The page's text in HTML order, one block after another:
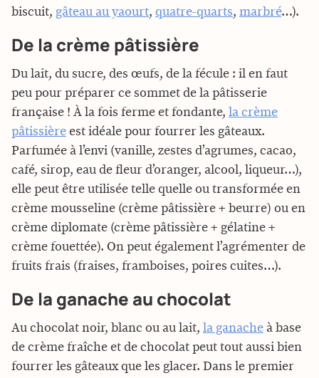
biscuit, gâteau au yaourt, quatre-quarts, marbré…).
De la crème pâtissière
Du lait, du sucre, des œufs, de la fécule : il en faut
peu pour préparer ce sommet de la pâtisserie
française ! À la fois ferme et fondante, la crème
pâtissière est idéale pour fourrer les gâteaux.
Parfumée à l’envi (vanille, zestes d’agrumes, cacao,
café, sirop, eau de fleur d’oranger, alcool, liqueur…),
elle peut être utilisée telle quelle ou transformée en
crème mousseline (crème pâtissière + beurre) ou en
crème diplomate (crème pâtissière + gélatine +
crème fouettée). On peut également l’agrémenter de
fruits frais (fraises, framboises, poires cuites…).
De la ganache au chocolat
Au chocolat noir, blanc ou au lait, la ganache à base
de crème fraîche et de chocolat peut tout aussi bien
fourrer les gâteaux que les glacer. Dans le premier